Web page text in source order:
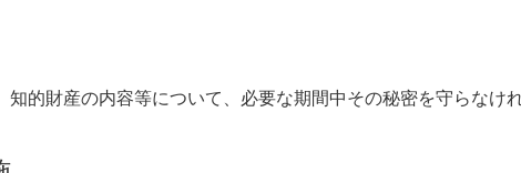
知的財産の内容等について、必要な期間中その秘密を守らなけ